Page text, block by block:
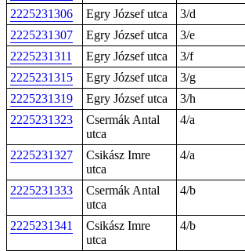
2225231306
Egry József utca 3/d
2225231307
Egry József utca 3/e
2225231311
Egry József utca 3/f
2225231315
Egry József utca 3/g
2225231319
Egry József utca 3/h
2225231323
Csermák Antal
utca
4/a
2225231327
Csikász Imre
utca
4/a
2225231333
Csermák Antal
utca
4/b
2225231341
Csikász Imre
utca
4/b